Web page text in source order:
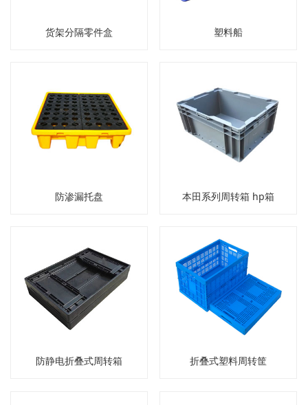
货架分隔零件盒 塑料船
防渗漏托盘 本田系列周转箱 hp箱
防静电折叠式周转箱 折叠式塑料周转筐